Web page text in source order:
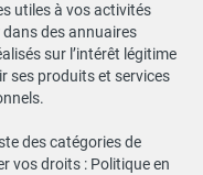
utiles à vos activités
des annuaires
sur l’intérêt légitime
ses produits et services
des catégories de
vos droits : Politique en